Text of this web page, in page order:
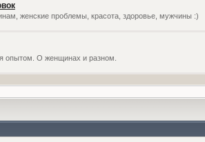
женские проблемы, красота, здоровье, мужчины :)
опытом. О женщинах и разном.